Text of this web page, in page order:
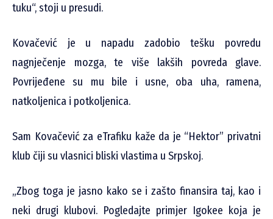
tuku“, stoji u presudi.
Kovačević je u napadu zadobio tešku povredu
nagnječenje mozga, te više lakših povreda glave.
Povrijeđene su mu bile i usne, oba uha, ramena,
natkoljenica i potkoljenica.
Sam Kovačević za eTrafiku kaže da je “Hektor” privatni
klub čiji su vlasnici bliski vlastima u Srpskoj.
„Zbog toga je jasno kako se i zašto finansira taj, kao i
neki drugi klubovi. Pogledajte primjer Igokee koja je